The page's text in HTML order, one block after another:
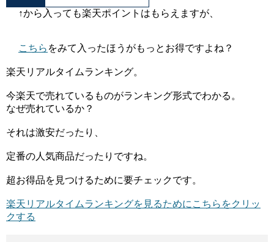
↑から入っても楽天ポイントはもらえますが、
こちら をみて入ったほうがもっとお得ですよね？
楽天リアルタイムランキング。
今楽天で売れているものがランキング形式でわかる。
なぜ売れているか？
それは激安だったり、
定番の人気商品だったりですね。
超お得品を見つけるために要チェックです。
楽天リアルタイムランキングを見るためにこちらをクリッ
クする